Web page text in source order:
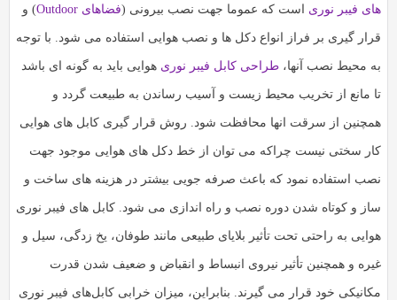
به
اشتراک
بگذارید.
کپی
لینک
دوستان
بگذارید.
لینک
فیبر نوریاست که عموما جهت نصب بیرونی (فضاهای Outdoor ) و
گیری بر فراز انواع دکل ها و نصب هوایی استفاده می شود. با توجه
محیط نصب آنها، طراحی کابل فیبر نوریهوایی باید به گونه ای باشد
مانع از تخریب محیط زیست و آسیب رساندن به طبیعت گردد و
از سرقت انها محافظت شود. روش قرار گیری کابل های هوایی
سختی نیست چراکه می توان از خط دکل های هوایی موجود جهت
استفاده نمود که باعث صرفه جویی بیشتر در هزینه های ساخت و
و کوتاه شدن دوره نصب و راه اندازی می شود. کابل های فیبر نوری
به راحتی تحت تأثیر بلایای طبیعی مانند طوفان، یخ زدگی، سیل و
و همچنین تأثیر نیروی انبساط و انقباض و ضعیف شدن قدرت
خود قرار می گیرند. بنابراین، میزان خرابی کابل‌های فیبر نوری